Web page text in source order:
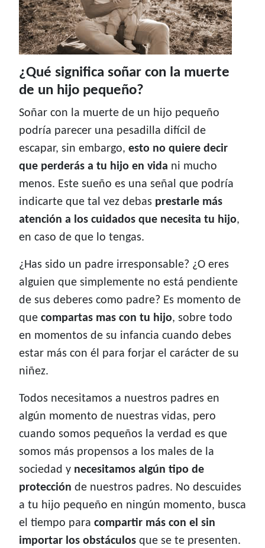
¿Qué significa soñar con la muerte
de un hijo pequeño?
Soñar con la muerte de un hijo pequeño
podría parecer una pesadilla difícil de
escapar, sin embargo, esto no quiere decir
que perderás a tu hijo en vida ni mucho
menos. Este sueño es una señal que podría
indicarte que tal vez debas prestarle más
atención a los cuidados que necesita tu hijo,
en caso de que lo tengas.
¿Has sido un padre irresponsable? ¿O eres
alguien que simplemente no está pendiente
de sus deberes como padre? Es momento de
que compartas mas con tu hijo, sobre todo
en momentos de su infancia cuando debes
estar más con él para forjar el carácter de su
niñez.
Todos necesitamos a nuestros padres en
algún momento de nuestras vidas, pero
cuando somos pequeños la verdad es que
somos más propensos a los males de la
sociedad y necesitamos algún tipo de
protección de nuestros padres. No descuides
a tu hijo pequeño en ningún momento, busca
el tiempo para compartir más con el sin
importar los obstáculos que se te presenten.